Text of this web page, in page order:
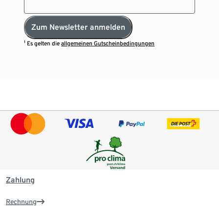
Zum Newsletter anmelden
¹ Es gelten dieallgemeinen Gutscheinbedingungen
Zahlung
Rechnung